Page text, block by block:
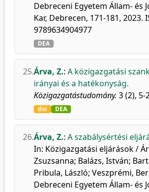
Debreceni Egyetem Állam- és
Kar, Debrecen, 171-181, 2023.
9789634904977
DEA
25.Árva, Z.: A közigazgatási
irányai és a hatékonyság.
Közigazgatástudomány. 3 (2), 5-
doi DEA
26.Árva, Z.: A szabálysértési
In: Közigazgatási eljárások /
Zsuzsanna; Balázs, István;
Pribula, László; Veszprémi,
Debreceni Egyetem Állam- és